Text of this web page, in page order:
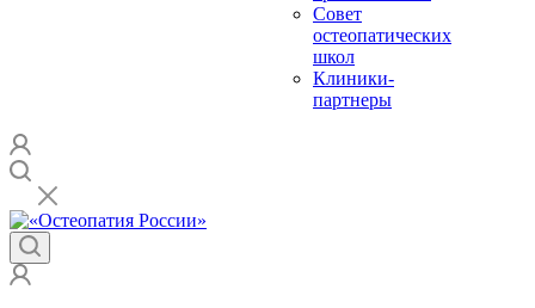
Совет
остеопатических
школ
Клиники-
партнеры